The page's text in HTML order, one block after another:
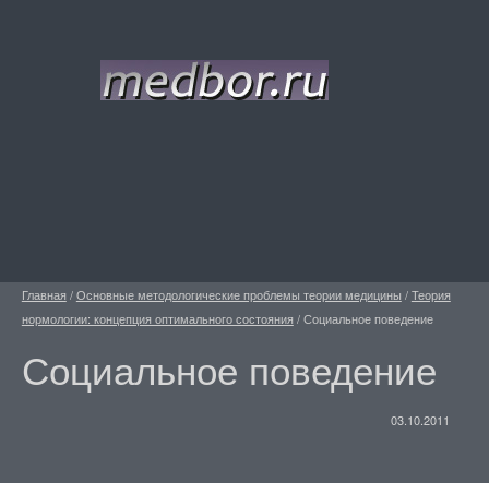
Главная /Основные методологические проблемы теории медицины /Теория
нормологии: концепция оптимального состояния /Социальное поведение
Социальное поведение
03.10.2011